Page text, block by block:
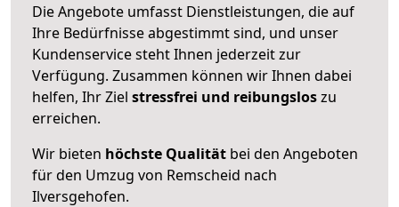
Die Angebote umfasst Dienstleistungen, die auf
Ihre Bedürfnisse abgestimmt sind, und unser
Kundenservice steht Ihnen jederzeit zur
Verfügung. Zusammen können wir Ihnen dabei
helfen, Ihr Ziel stressfrei und reibungsloszu
erreichen.
Wir bieten höchste Qualität bei den Angeboten
für den Umzug von Remscheid nach
Ilversgehofen.